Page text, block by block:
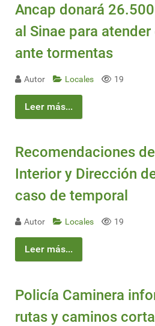
Ancap donará
al Sinae para
ante tormentas
Autor Locales 19
Leer más...
Recomendaciones
Interior y Dirección
caso de temporal
Autor Locales 19
Leer más...
Policía Caminera
rutas y caminos